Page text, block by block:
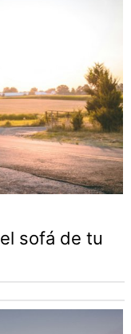
sofá de tu